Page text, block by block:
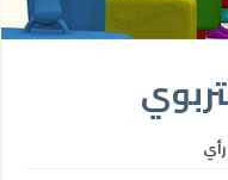
رأي